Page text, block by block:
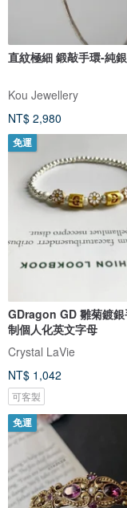
直紋極細 鍛敲手環-純銀
Kou Jewellery
NT$ 2,980
免運
GDragon GD 雛菊鍍
制個人化英文字母
Crystal LaVie
NT$ 1,042
可客製
免運